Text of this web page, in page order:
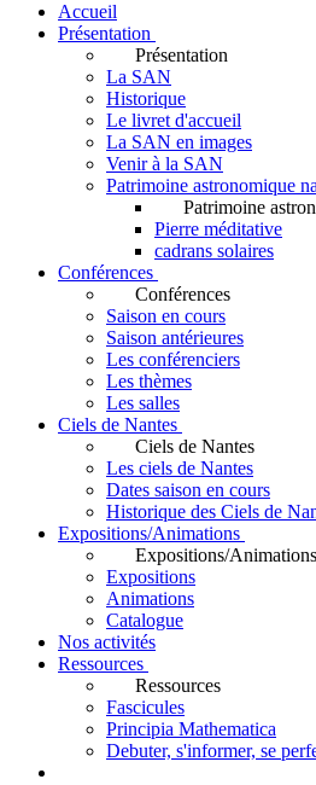
Accueil
Présentation
Présentation
La SAN
Historique
Le livret d'accueil
La SAN en images
Venir à la SAN
Patrimoine astronomique
Patrimoine
Pierre méditative
cadrans solaires
Conférences
Conférences
Saison en cours
Saison antérieures
Les conférenciers
Les thèmes
Les salles
Ciels de Nantes
Ciels de Nantes
Les ciels de Nantes
Dates saison en cours
Historique des Ciels de
Expositions/Animations
Expositions/Animations
Expositions
Animations
Catalogue
Nos activités
Ressources
Ressources
Fascicules
Principia Mathematica
Debuter, s'informer, se